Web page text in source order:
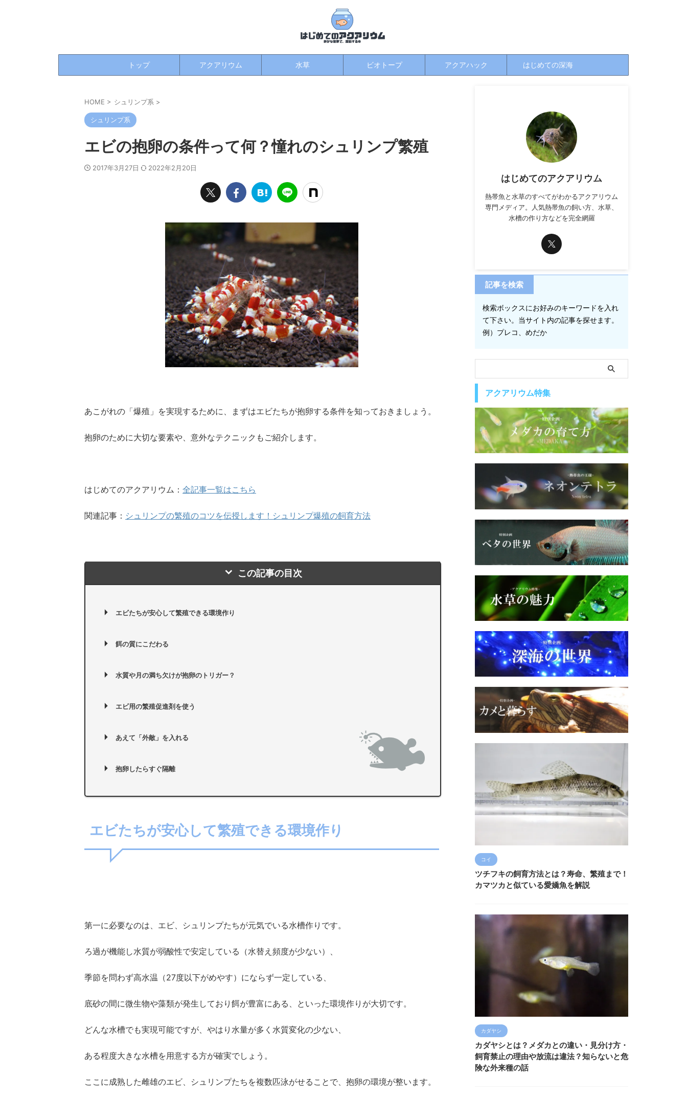
トップ アクアリウム 水草 ビオトープ アクアハック はじめての深海
HOME > シュリンプ系 >
シュリンプ系
エビの抱卵の条件って何？憧れのシュリンプ繁殖
2017年3月27日 2022年2月20日
あこがれの「爆殖」を実現するために、まずはエビたちが抱卵する条件を知っておきましょう。
抱卵のために大切な要素や、意外なテクニックもご紹介します。
はじめてのアクアリウム： 全記事一覧はこちら
関連記事： シュリンプの繁殖のコツを伝授します！シュリンプ爆殖の飼育方法
この記事の目次
エビたちが安心して繁殖できる環境作り
餌の質にこだわる
水質や月の満ち欠けが抱卵のトリガー？
エビ用の繁殖促進剤を使う
あえて「外敵」を入れる
抱卵したらすぐ隔離
エビたちが安心して繁殖できる環境作り
第一に必要なのは、エビ、シュリンプたちが元気でいる水槽作りです。
ろ過が機能し水質が弱酸性で安定している（水替え頻度が少ない）、
季節を問わず高水温（27度以下がめやす）にならず一定している、
底砂の間に微生物や藻類が発生しており餌が豊富にある、といった環境作りが大切です。
どんな水槽でも実現可能ですが、やはり水量が多く水質変化の少ない、
ある程度大きな水槽を用意する方が確実でしょう。
ここに成熟した雌雄のエビ、シュリンプたちを複数匹泳がせることで、抱卵の環境が整います。
はじめてのアクアリウム
熱帯魚と水草のすべてがわかるアクアリウム
専門メディア。人気熱帯魚の飼い方、水草、
水槽の作り方などを完全網羅
記事を検索
検索ボックスにお好みのキーワードを入れ
て下さい。当サイト内の記事を探せます。
例）プレコ、めだか
アクアリウム特集
コイ
ツチフキの飼育方法とは？寿命、繁殖まで！
カマツカと似ている愛嬌魚を解説
カダヤシ
カダヤシとは？メダカとの違い・見分け方・
飼育禁止の理由や放流は違法？知らないと危
険な外来種の話